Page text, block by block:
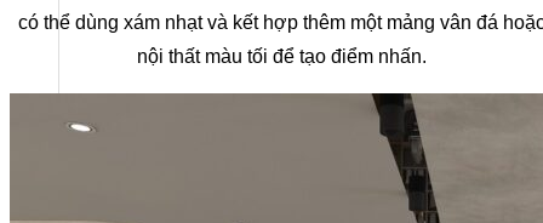
có thể dùng xám nhạt và kết hợp thêm một mảng vân đá
nội thất màu tối để tạo điểm nhấn.